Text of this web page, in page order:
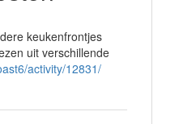
keukenfrontjes
uit verschillende
activity/12831/